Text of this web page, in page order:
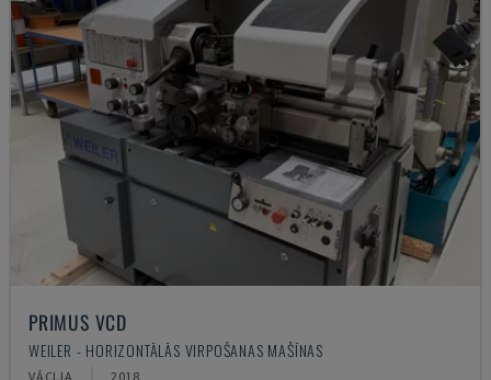
PRIMUS VCD
WEILER - HORIZONTĀLĀS VIRPOŠANAS MAŠĪNAS
VĀCIJA 2018